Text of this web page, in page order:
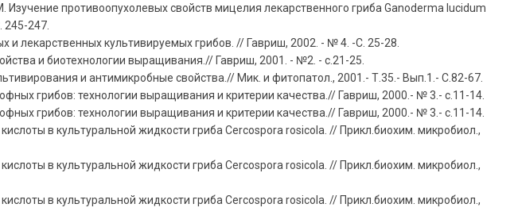
противоопухолевых свойств мицелия лекарственного гриба Ganoderma lucidum
245-247.
лекарственных культивируемых грибов. // Гавриш, 2002. - № 4. -С. 25-28.
и биотехнологии выращивания.// Гавриш, 2001. - №2. - с.21-25.
и антимикробные свойства.// Мик. и фитопатол., 2001.- Т.35.- Вып.1.- С.82-67.
грибов: технологии выращивания и критерии качества.// Гавриш, 2000.- № 3.- с.11-14.
грибов: технологии выращивания и критерии качества.// Гавриш, 2000.- № 3.- с.11-14.
в культуральной жидкости гриба Cercospora rosicola. // Прикл.биохим. микробиол.,
в культуральной жидкости гриба Cercospora rosicola. // Прикл.биохим. микробиол.,
в культуральной жидкости гриба Cercospora rosicola. // Прикл.биохим. микробиол.,